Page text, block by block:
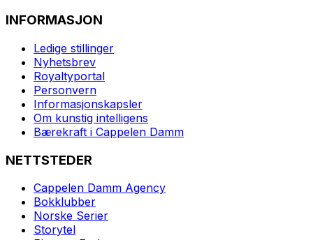
INFORMASJON
Ledige stillinger
Nyhetsbrev
Royaltyportal
Personvern
Informasjonskapsler
Om kunstig intelligens
Bærekraft i Cappelen Damm
NETTSTEDER
Cappelen Damm Agency
Bokklubber
Norske Serier
Storytel